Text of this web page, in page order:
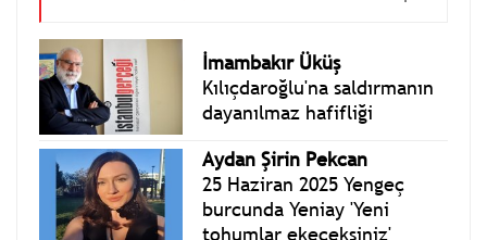
İmambakır Üküş
Kılıçdaroğlu'na saldırmanın
dayanılmaz hafifliği
Aydan Şirin Pekcan
25 Haziran 2025 Yengeç
burcunda Yeniay 'Yeni
tohumlar ekeceksiniz'